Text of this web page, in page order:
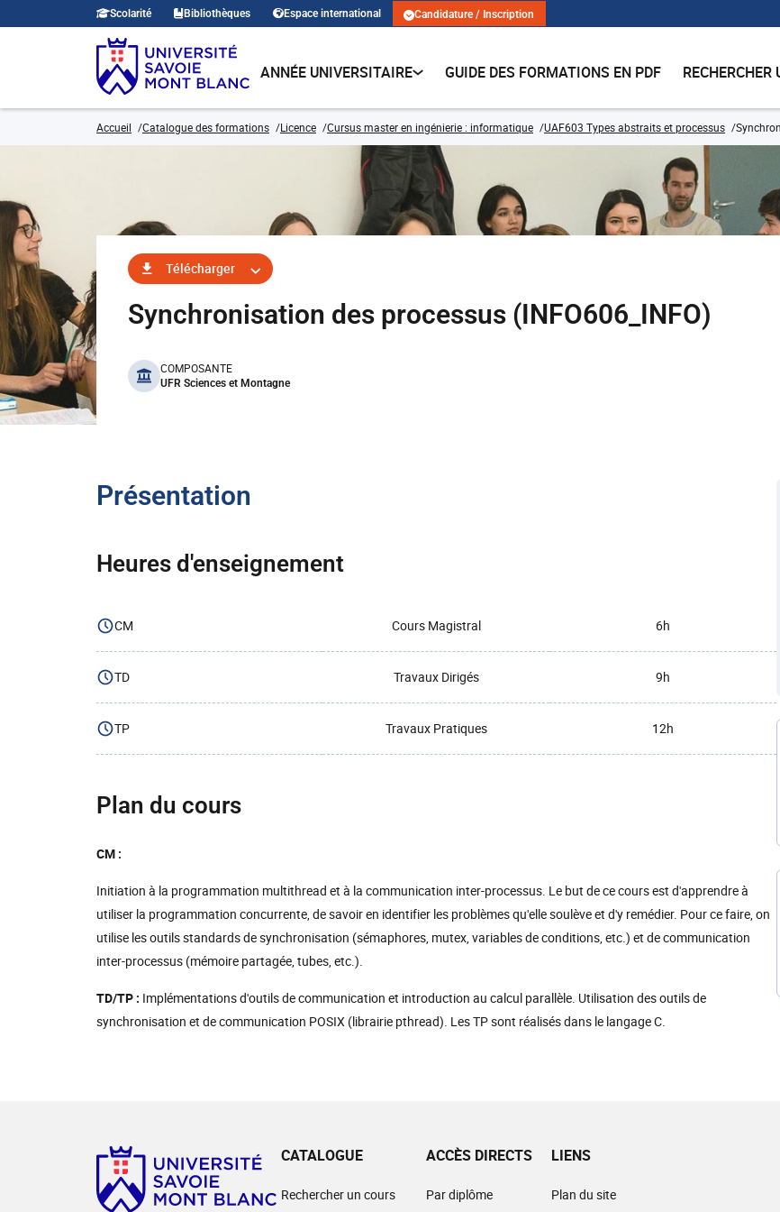
Scolarité Bibliothèques Espace international Candidature / Inscription
ANNÉE UNIVERSITAIRE GUIDE DES FORMATIONS EN PDF RECHERCHER
Accueil Catalogue des formations Licence Cursus master en ingénierie : informatique UAF603 Types abstraits et processus
Télécharger
Synchronisation des processus (INFO606_INFO)
benefits
COMPOSANTE
UFR Sciences et Montagne
Présentation
Heures d'enseignement
CM Cours Magistral 6h
TD Travaux Dirigés 9h
TP Travaux Pratiques 12h
Plan du cours
CM :
Initiation à la programmation multithread et à la communication inter-processus. Le but de ce cours est d'apprendre à
utiliser la programmation concurrente, de savoir en identifier les problèmes qu'elle soulève et d'y remédier. Pour ce faire, on
utilise les outils standards de synchronisation (sémaphores, mutex, variables de conditions, etc.) et de communication
inter-processus (mémoire partagée, tubes, etc.).
TD/TP : Implémentations d'outils de communication et introduction au calcul parallèle. Utilisation des outils de
synchronisation et de communication POSIX (librairie pthread). Les TP sont réalisés dans le langage C.
CATALOGUE
Rechercher un cours
ACCÈS DIRECTS
Par diplôme
LIENS
Plan du site